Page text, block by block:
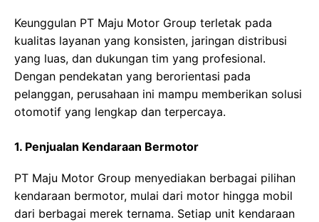
Keunggulan PT Maju Motor Group terletak pada
kualitas layanan yang konsisten, jaringan distribusi
yang luas, dan dukungan tim yang profesional.
Dengan pendekatan yang berorientasi pada
pelanggan, perusahaan ini mampu memberikan solusi
otomotif yang lengkap dan terpercaya.
1. Penjualan Kendaraan Bermotor
PT Maju Motor Group menyediakan berbagai pilihan
kendaraan bermotor, mulai dari motor hingga mobil
dari berbagai merek ternama. Setiap unit kendaraan